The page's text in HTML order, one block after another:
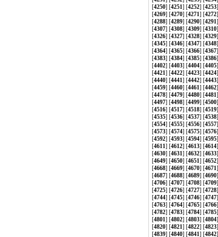
[4250] [4251] [4252] [4253
[4269] [4270] [4271] [4272
[4288] [4289] [4290] [4291
[4307] [4308] [4309] [4310
[4326] [4327] [4328] [4329
[4345] [4346] [4347] [4348
[4364] [4365] [4366] [4367
[4383] [4384] [4385] [4386
[4402] [4403] [4404] [4405
[4421] [4422] [4423] [4424
[4440] [4441] [4442] [4443
[4459] [4460] [4461] [4462
[4478] [4479] [4480] [4481
[4497] [4498] [4499] [4500
[4516] [4517] [4518] [4519
[4535] [4536] [4537] [4538
[4554] [4555] [4556] [4557
[4573] [4574] [4575] [4576
[4592] [4593] [4594] [4595
[4611] [4612] [4613] [4614
[4630] [4631] [4632] [4633
[4649] [4650] [4651] [4652
[4668] [4669] [4670] [4671
[4687] [4688] [4689] [4690
[4706] [4707] [4708] [4709
[4725] [4726] [4727] [4728
[4744] [4745] [4746] [4747
[4763] [4764] [4765] [4766
[4782] [4783] [4784] [4785
[4801] [4802] [4803] [4804
[4820] [4821] [4822] [4823
[4839] [4840] [4841] [4842